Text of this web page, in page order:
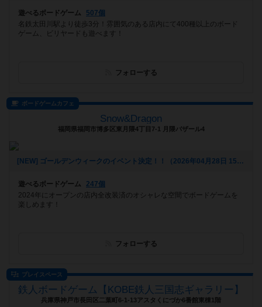
遊べるボードゲーム
507個
名鉄太田川駅より徒歩3分！雰囲気のある店内にて400種以上のボード
ゲーム、ビリヤードも遊べます！
フォローする
ボードゲームカフェ
Snow&Dragon
福岡県福岡市博多区東月隈4丁目7-1 月隈バザール4
[NEW] ゴールデンウィークのイベント決定！！（2026年04月28日 15時49分）
遊べるボードゲーム
247個
2024年にオープンの店内全改装済のオシャレな空間でボードゲームを
楽しめます！
フォローする
プレイスペース
鉄人ボードゲーム【KOBE鉄人三国志ギャラリー】
兵庫県神戸市長田区二葉町6-1-13アスタくにづか6番館東棟1階